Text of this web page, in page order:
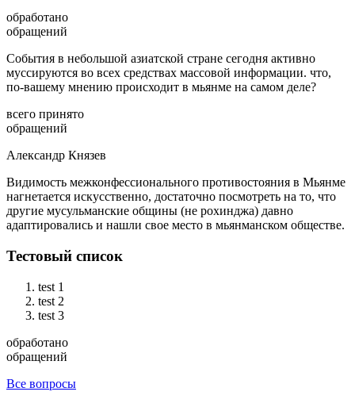
обработано
обращений
События в небольшой азиатской стране сегодня активно
муссируются во всех средствах массовой информации. что,
по-вашему мнению происходит в мьянме на самом деле?
всего принято
обращений
Александр Князев
Видимость межконфессионального противостояния в Мьянме
нагнетается искусственно, достаточно посмотреть на то, что
другие мусульманские общины (не рохинджа) давно
адаптировались и нашли свое место в мьянманском обществе.
Тестовый список
test 1
test 2
test 3
обработано
обращений
Все вопросы